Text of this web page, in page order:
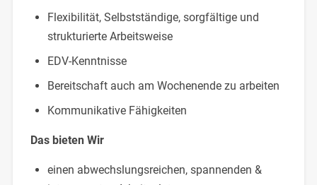
Flexibilität, Selbstständige, sorgfältige und
strukturierte Arbeitsweise
EDV-Kenntnisse
Bereitschaft auch am Wochenende zu arbeiten
Kommunikative Fähigkeiten
Das bieten Wir
einen abwechslungsreichen, spannenden &